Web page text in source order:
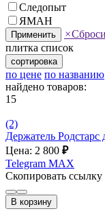
Следопыт
ЯМАН
Применить ×
плитка список
сортировка
по цене по названию
найдено товаров:
15
(2)
Держатель
Цена: 2 800 ₽
Telegram MAX
Скопировать ссылку
В корзину